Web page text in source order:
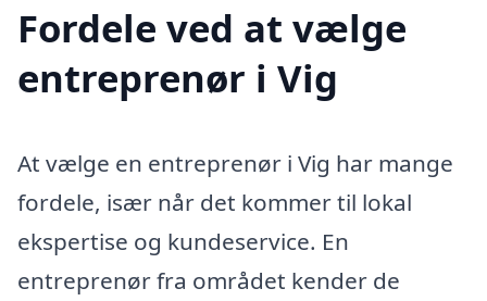
Fordele ved at vælge
entreprenør i Vig
At vælge en entreprenør i Vig har mange
fordele, især når det kommer til lokal
ekspertise og kundeservice. En
entreprenør fra området kender de